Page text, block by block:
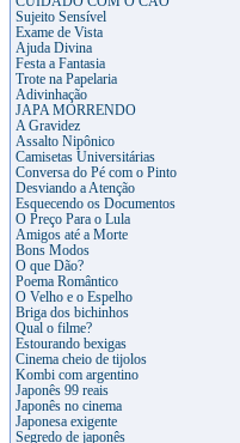
Sujeito Sensível
Exame de Vista
Ajuda Divina
Festa a Fantasia
Trote na Papelaria
Adivinhação
JAPA MORRENDO
A Gravidez
Assalto Nipônico
Camisetas Universitárias
Conversa do Pé com o Pinto
Desviando a Atenção
Esquecendo os Documentos
O Preço Para o Lula
Amigos até a Morte
Bons Modos
O que Dão?
Poema Romântico
O Velho e o Espelho
Briga dos bichinhos
Qual o filme?
Estourando bexigas
Cinema cheio de tijolos
Kombi com argentino
Japonês 99 reais
Japonês no cinema
Japonesa exigente
Segredo de japonês